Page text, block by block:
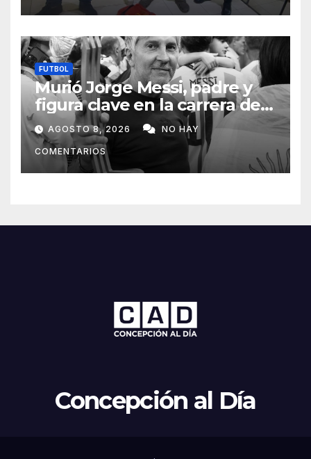
FUTBOL
Murió Jorge Messi, padre y
figura clave en la carrera de
Lionel Messi
AGOSTO 8, 2026 NO HAY
COMENTARIOS
Concepción al Día